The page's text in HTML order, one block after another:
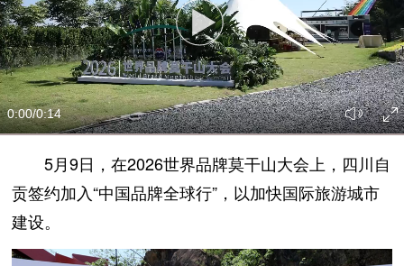
0:00/0:14
5月9日，在2026世界品牌莫干山大会上，四川自
贡签约加入“中国品牌全球行”，以加快国际旅游城市
建设。